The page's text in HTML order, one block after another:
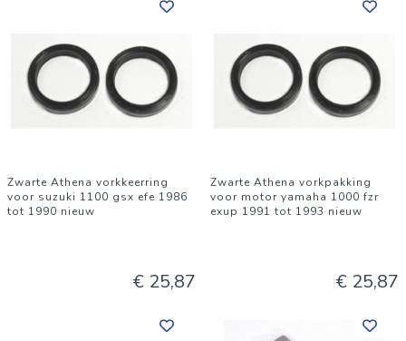
Zwarte Athena vorkkeerring
voor suzuki 1100 gsx efe 1986
tot 1990 nieuw
€ 25,87
Zwarte Athena vorkpakking
voor motor yamaha 1000 fzr
exup 1991 tot 1993 nieuw
€ 25,87